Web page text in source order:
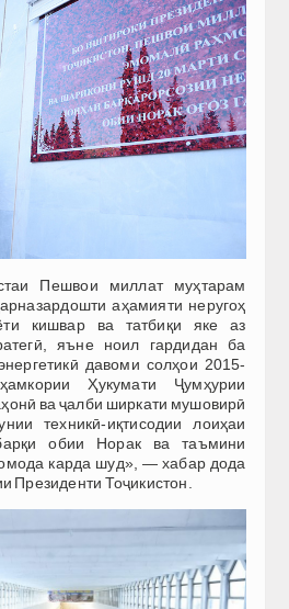
Пешвои миллат муҳтарам
аҳамияти неругоҳ
кишвар ва татбиқи яке аз
яъне ноил гардидан ба
давоми солҳои 2015-
Ҳукумати Ҷумҳурии
ва ҷалби ширкати мушовирӣ
техникӣ-иқтисодии лоиҳаи
обии Норак ва таъмини
карда шуд», — хабар дода
Президенти Тоҷикистон.